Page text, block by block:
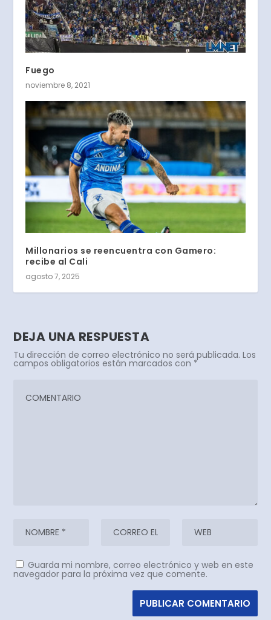
Fuego
noviembre 8, 2021
Millonarios se reencuentra con Gamero:
recibe al Cali
agosto 7, 2025
DEJA UNA RESPUESTA
Tu dirección de correo electrónico no será publicada. Los
campos obligatorios están marcados con *
Guarda mi nombre, correo electrónico y web en este
navegador para la próxima vez que comente.